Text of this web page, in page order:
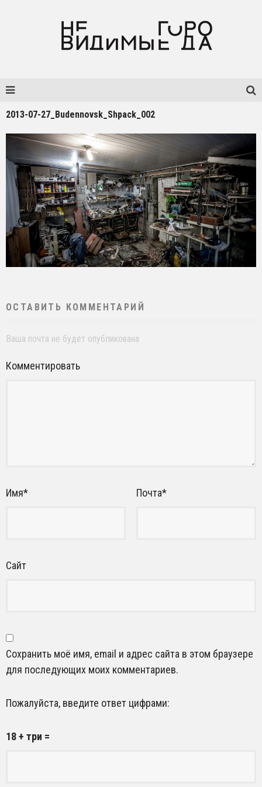
2013-07-27_Budennovsk_Shpack_002
ОСТАВИТЬ КОММЕНТАРИЙ
Ваша почта не будет опубликована
Комментировать
Имя* Почта*
Сайт
Сохранить моё имя, email и адрес сайта в этом браузере
для последующих моих комментариев.
Пожалуйста, введите ответ цифрами:
18 + три =